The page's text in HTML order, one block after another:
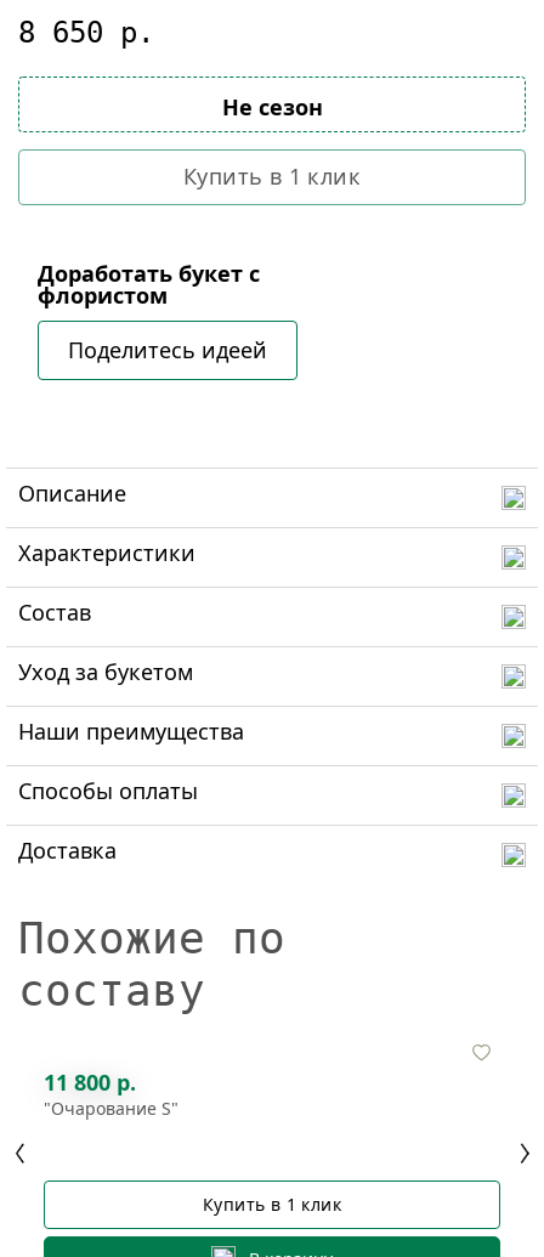
8 650 р.
Не сезон
Купить в 1 клик
Доработать букет с
флористом
Поделитесь идеей
Описание
Характеристики
Состав
Уход за букетом
Наши преимущества
Способы оплаты
Доставка
Похожие по
составу
11 800 р.
"Очарование S"
Купить в 1 клик